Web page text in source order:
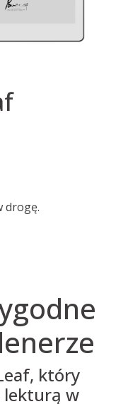
drogę.
który
lekturą w